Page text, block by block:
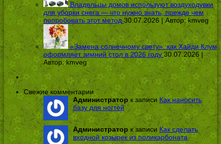
Владельцы домов используют воздуходувки
для уборки снега — что нужно знать, прежде чем
попробовать этот метод 30.07.2026 | Автор:kmveg
«Замена солнечному свету»: как Хайди Клум
оформляет зимний стол в 2026 году 30.07.2026 |
Автор:kmveg
Свежие комментарии
Администраторк записи Как наносить
базу для ногтей
Администраторк записи Как сделать
входной козырек из поликарбоната